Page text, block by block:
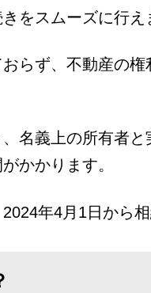
をスムーズに行え
らず、不動産の
名義上の所有者
かかります。
年4月1日から